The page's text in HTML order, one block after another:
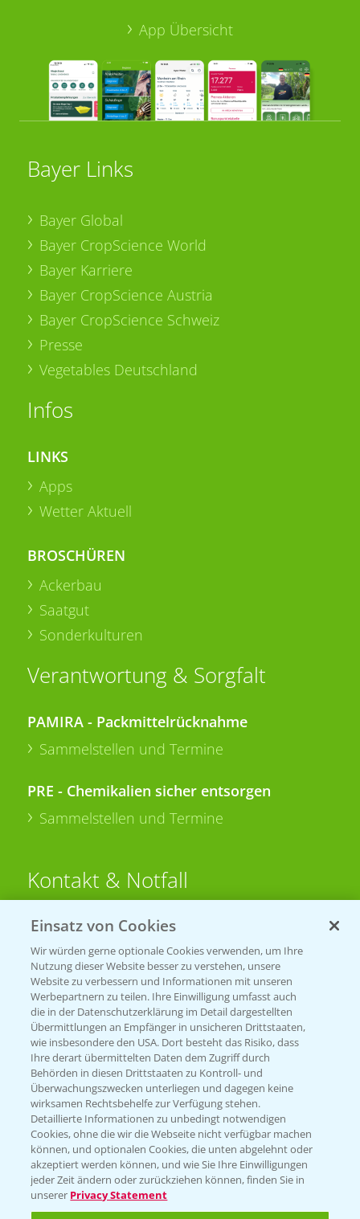
App Übersicht
Bayer Links
Bayer Global
Bayer CropScience World
Bayer Karriere
Bayer CropScience Austria
Bayer CropScience Schweiz
Presse
Vegetables Deutschland
Infos
LINKS
Apps
Wetter Aktuell
BROSCHÜREN
Ackerbau
Saatgut
Sonderkulturen
Verantwortung & Sorgfalt
PAMIRA - Packmittelrücknahme
Sammelstellen und Termine
PRE - Chemikalien sicher entsorgen
Sammelstellen und Termine
Kontakt & Notfall
Beratung auf WhatsApp
T.+49 (0)174 346 564 1
KONTAKT
Hilfe in Notfällen
T.+49 (0)214/30-20220
Folgen Sie uns
Einsatz von Cookies
Wir würden gerne optionale Cookies verwenden, um Ihre
Nutzung dieser Website besser zu verstehen, unsere
Website zu verbessern und Informationen mit unseren
Werbepartnern zu teilen. Ihre Einwilligung umfasst auch
die in der Datenschutzerklärung im Detail dargestellten
Übermittlungen an Empfänger in unsicheren Drittstaaten,
wie insbesondere den USA. Dort besteht das Risiko, dass
Ihre derart übermittelten Daten dem Zugriff durch
Behörden in diesen Drittstaaten zu Kontroll- und
Überwachungszwecken unterliegen und dagegen keine
wirksamen Rechtsbehelfe zur Verfügung stehen.
Detaillierte Informationen zu unbedingt notwendigen
Cookies, ohne die wir die Webseite nicht verfügbar machen
können, und optionalen Cookies, die unten abgelehnt oder
akzeptiert werden können, und wie Sie Ihre Einwilligungen
jeder Zeit ändern oder zurückziehen können, finden Sie in
unserer Privacy Statement